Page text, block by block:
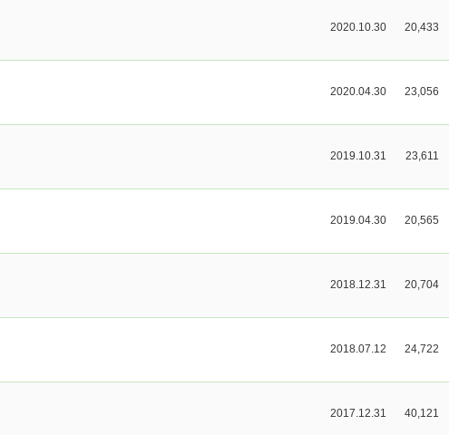
2020.10.30 20,433
2020.04.30 23,056
2019.10.31 23,611
2019.04.30 20,565
2018.12.31 20,704
2018.07.12 24,722
2017.12.31 40,121